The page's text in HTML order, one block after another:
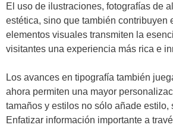
El uso de ilustraciones, fotografías de
estética, sino que también
elementos visuales transmiten la
visitantes una experiencia más rica e
Los avances en tipografía también
ahora permiten una mayor
tamaños y estilos no sólo añade
Enfatizar información importante a